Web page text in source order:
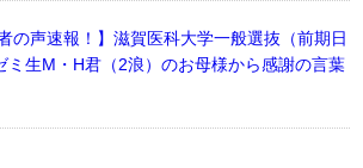
者の声速報！】滋賀医科大学一般選抜（前期日
ミ生M・H君（2浪）のお母様から感謝の言葉